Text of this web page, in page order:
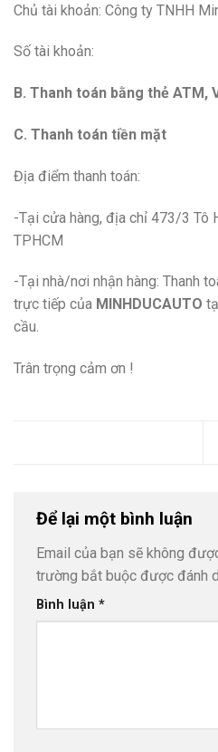
Chủ tài khoản: Công ty TNHH
Số tài khoản:
B. Thanh toán bằng thẻ ATM,
C. Thanh toán tiền mặt
Địa điểm thanh toán:
-Tại cửa hàng, địa chỉ 473/3 Tô
TPHCM
-Tại nhà/nơi nhận hàng: Thanh
trực tiếp của MINHDUCAUTO
cầu.
Trân trọng cảm ơn !
Để lại một bình luận
Email của bạn sẽ không
trường bắt buộc được đánh
Bình luận *